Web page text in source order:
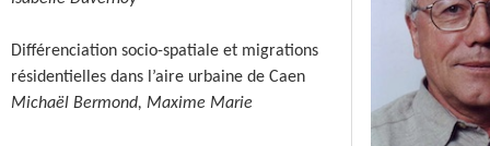
Différenciation socio-spatiale et migrations
résidentielles dans l’aire urbaine de Caen
Michaël Bermond, Maxime Marie